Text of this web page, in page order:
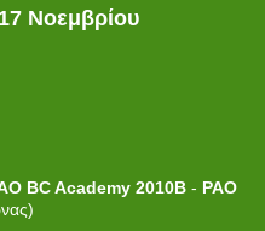
Νοεμβρίου
BC Academy 2010Β - PAO